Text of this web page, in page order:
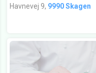
Havnevej 9, 9990 Skagen